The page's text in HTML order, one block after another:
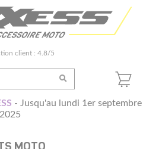
client : 4.8/5
- Jusqu'au lundi 1er septembre
2025